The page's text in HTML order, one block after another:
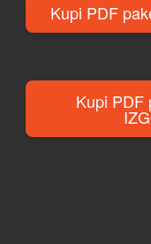
Kupi PDF
Kupi PDF